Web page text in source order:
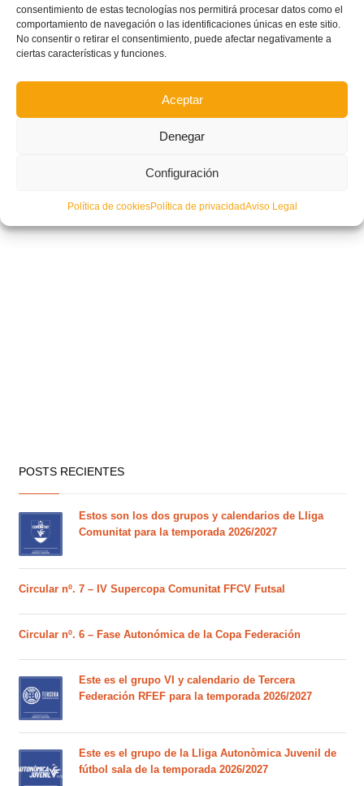
consentimiento de estas tecnologías nos permitirá procesar datos como el
comportamiento de navegación o las identificaciones únicas en este sitio.
No consentir o retirar el consentimiento, puede afectar negativamente a
ciertas características y funciones.
Aceptar
Denegar
Configuración
Política de cookiesPolítica de privacidadAviso Legal
POSTS RECIENTES
Estos son los dos grupos y calendarios de Lliga
Comunitat para la temporada 2026/2027
Circular nº. 7 – IV Supercopa Comunitat FFCV Futsal
Circular nº. 6 – Fase Autonómica de la Copa Federación
Este es el grupo VI y calendario de Tercera
Federación RFEF para la temporada 2026/2027
Este es el grupo de la Lliga Autonòmica Juvenil de
fútbol sala de la temporada 2026/2027